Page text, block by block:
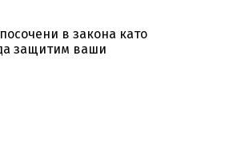
в закона като
защитим ваши